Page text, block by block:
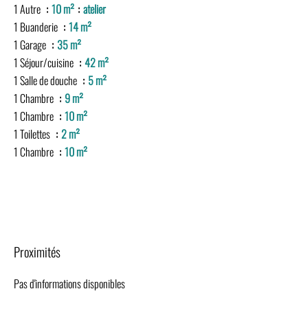
1 Autre
10 m² atelier
1 Buanderie
14 m²
1 Garage
35 m²
1 Séjour/cuisine
42 m²
1 Salle de douche
5 m²
1 Chambre
9 m²
1 Chambre
10 m²
1 Toilettes
2 m²
1 Chambre
10 m²
Proximités
Pas d'informations disponibles